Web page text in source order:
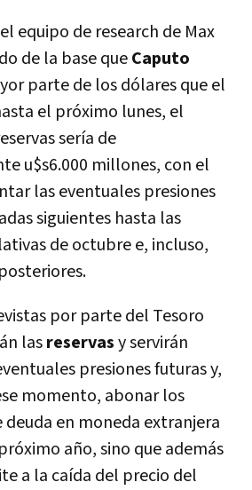
equipo de research de Max
de la base queCaputo
parte de los dólares que el
el próximo lunes, el
sería de
u$s6.000 millones, con el
las eventuales presiones
siguientes hasta las
de octubre e, incluso,
por parte del Tesoro
lasreservasy servirán
presiones futuras y,
momento, abonar los
en moneda extranjera
año, sino que además
a la caída del precio del